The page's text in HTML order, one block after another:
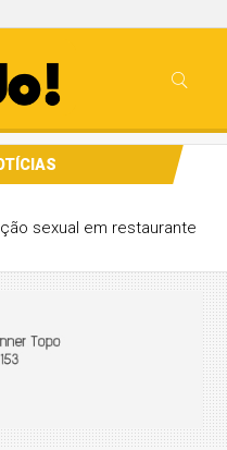
sexual em restaurante